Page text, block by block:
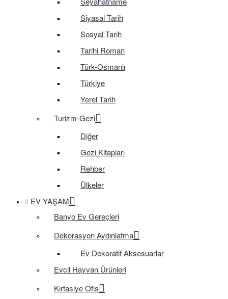
Siyasal Tarih
Sosyal Tarih
Tarihi Roman
Türk-Osmanlı
Türkiye
Yerel Tarih
Turizm-Gezi
Diğer
Gezi Kitapları
Rehber
Ülkeler
EV YAŞAM
Banyo Ev Gereçleri
Dekorasyon Aydınlatma
Ev Dekoratif Aksesuarlar
Evcil Hayvan Ürünleri
Kırtasiye Ofis